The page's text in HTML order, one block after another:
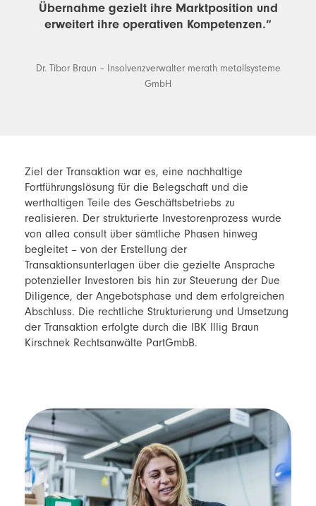
Übernahme gezielt ihre Marktposition und
erweitert ihre operativen Kompetenzen.“
Dr. Tibor Braun – Insolvenzverwalter merath metallsysteme
GmbH
Ziel der Transaktion war es, eine nachhaltige
Fortführungslösung für die Belegschaft und die
werthaltigen Teile des Geschäftsbetriebs zu
realisieren. Der strukturierte Investorenprozess wurde
von allea consult über sämtliche Phasen hinweg
begleitet – von der Erstellung der
Transaktionsunterlagen über die gezielte Ansprache
potenzieller Investoren bis hin zur Steuerung der Due
Diligence, der Angebotsphase und dem erfolgreichen
Abschluss. Die rechtliche Strukturierung und Umsetzung
der Transaktion erfolgte durch die IBK Illig Braun
Kirschnek Rechtsanwälte PartGmbB.